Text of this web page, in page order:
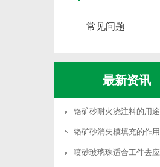
常见问题
最新资讯
铬矿砂耐火浇注料的用途
铬矿砂消失模填充的作用